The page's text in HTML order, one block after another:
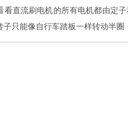
看直流刷电机的所有电机都由定
只能像自行车踏板一样转动半